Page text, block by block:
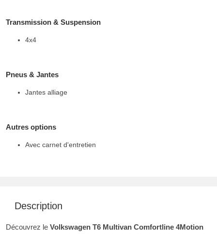
Transmission & Suspension
4x4
Pneus & Jantes
Jantes alliage
Autres options
Avec carnet d'entretien
Description
Découvrez le Volkswagen T6 Multivan Comfortline 4Motion